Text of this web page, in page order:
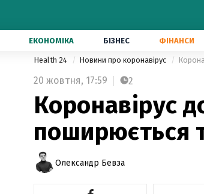
ЕКОНОМІКА БІЗНЕС ФІНАНСИ
Health 24 Новини про коронавірус
20 жовтня, 17:59 2
Коронавірус
поширюється
Олександр Бевза